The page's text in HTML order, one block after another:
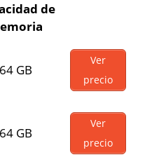
de
64 GB
Ver
precio
64 GB
Ver
precio